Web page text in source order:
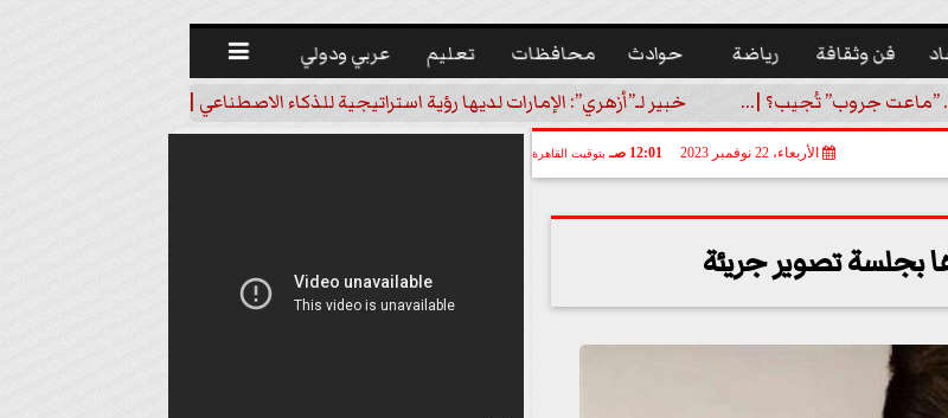
فن وثقافة رياضة حوادث محافظات تعليم عربي ودولي 
”ماعت جروب” تُجيب؟ |... خبير لـ”أزهري”: الإمارات لديها رؤية استراتيجية للذكاء الاصطناعي | فيديو
الأربعاء، 22 نوفمبر 2023 12:01 صـ بتوقيت القاهرة
بجلسة تصوير جريئة